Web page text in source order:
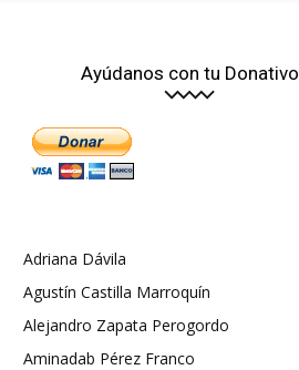
Ayúdanos con tu Donativo
Adriana Dávila
Agustín Castilla Marroquín
Alejandro Zapata Perogordo
Aminadab Pérez Franco